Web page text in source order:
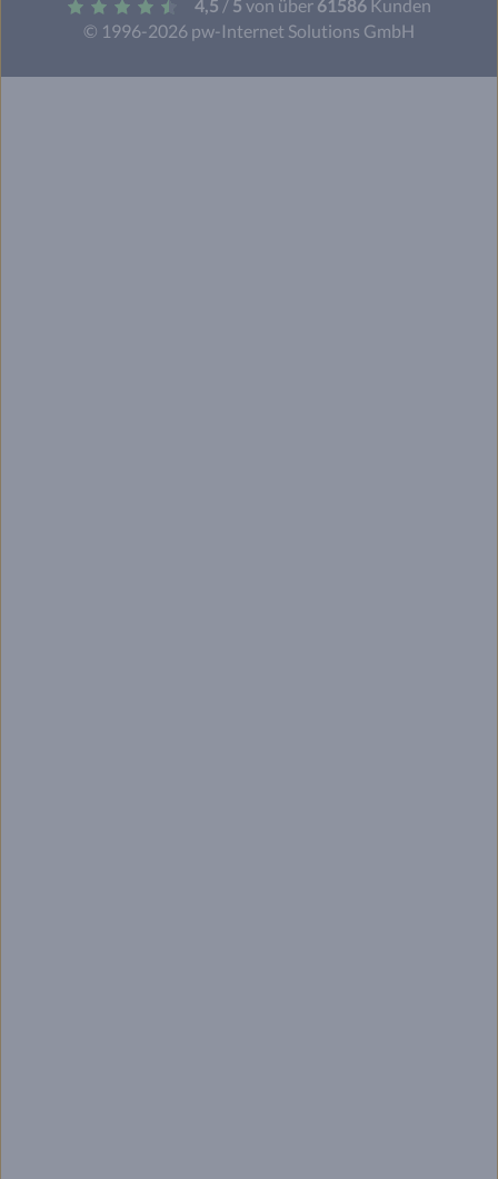
© 1996-2026 pw-Internet Solutions GmbH
4,5 / 5 von über 61586Kunden